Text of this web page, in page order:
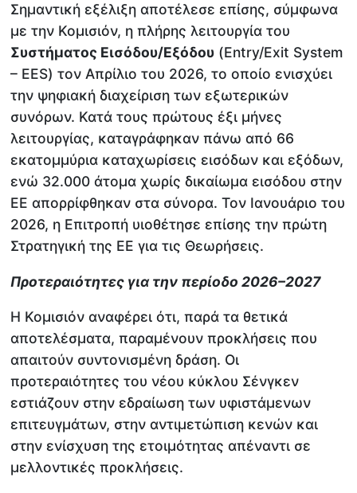
Σημαντική εξέλιξη αποτέλεσε επίσης, σύμφωνα
με την Κομισιόν, η πλήρης λειτουργία του
Συστήματος Εισόδου/Εξόδου (Entry/Exit System
– EES) τον Απρίλιο του 2026, το οποίο ενισχύει
την ψηφιακή διαχείριση των εξωτερικών
συνόρων. Κατά τους πρώτους έξι μήνες
λειτουργίας, καταγράφηκαν πάνω από 66
εκατομμύρια καταχωρίσεις εισόδων και εξόδων,
ενώ 32.000 άτομα χωρίς δικαίωμα εισόδου στην
ΕΕ απορρίφθηκαν στα σύνορα. Τον Ιανουάριο του
2026, η Επιτροπή υιοθέτησε επίσης την πρώτη
Στρατηγική της ΕΕ για τις Θεωρήσεις.
Προτεραιότητες για την περίοδο 2026–2027
Η Κομισιόν αναφέρει ότι, παρά τα θετικά
αποτελέσματα, παραμένουν προκλήσεις που
απαιτούν συντονισμένη δράση. Οι
προτεραιότητες του νέου κύκλου Σένγκεν
εστιάζουν στην εδραίωση των υφιστάμενων
επιτευγμάτων, στην αντιμετώπιση κενών και
στην ενίσχυση της ετοιμότητας απέναντι σε
μελλοντικές προκλήσεις.